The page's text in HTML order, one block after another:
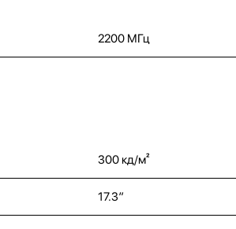
2200 МГц
300 кд/м²
17.3″